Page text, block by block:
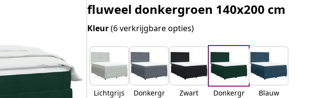
fluweel donkergroen 140x200 cm
Kleur(6 verkrijgbare opties)
Lichtgrijs
Donkergr
Zwart
Donkergr
Blauw